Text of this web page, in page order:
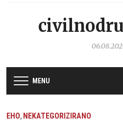
MENU
EHO, NEKATEGORIZIRANO